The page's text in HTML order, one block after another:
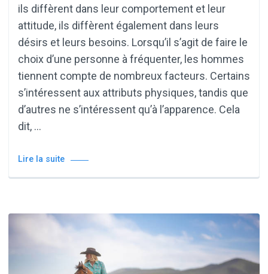
ils diffèrent dans leur comportement et leur
attitude, ils diffèrent également dans leurs
désirs et leurs besoins. Lorsqu’il s’agit de faire le
choix d’une personne à fréquenter, les hommes
tiennent compte de nombreux facteurs. Certains
s’intéressent aux attributs physiques, tandis que
d’autres ne s’intéressent qu’à l’apparence. Cela
dit, …
Lire la suite